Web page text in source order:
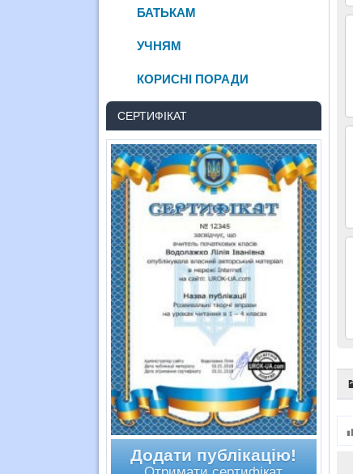
БАТЬКАМ
УЧНЯМ
КОРИСНІ ПОРАДИ
СЕРТИФІКАТ
Додати публікацію!